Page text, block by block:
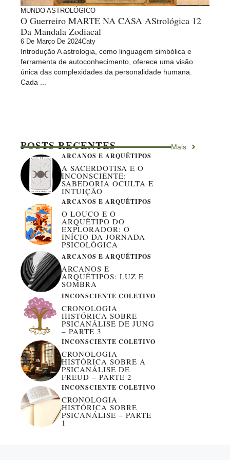
MUNDO ASTROLÓGICO
O Guerreiro MARTE NA CASA AStrológica 12
Da Mandala Zodiacal
6 De Março De 2024Caty
Introdução A astrologia, como linguagem simbólica e
ferramenta de autoconhecimento, oferece uma visão
única das complexidades da personalidade humana.
Cada ...
POSTS RECENTES Mais
ARCANOS E ARQUÉTIPOS
A SACERDOTISA E O
INCONSCIENTE:
SABEDORIA OCULTA E
INTUIÇÃO
ARCANOS E ARQUÉTIPOS
O LOUCO E O
ARQUÉTIPO DO
EXPLORADOR: O
INÍCIO DA JORNADA
PSICOLÓGICA
ARCANOS E ARQUÉTIPOS
ARCANOS E
ARQUÉTIPOS: LUZ E
SOMBRA
INCONSCIENTE COLETIVO
CRONOLOGIA
HISTÓRICA SOBRE
PSICANÁLISE DE JUNG
– PARTE 3
INCONSCIENTE COLETIVO
CRONOLOGIA
HISTÓRICA SOBRE A
PSICANÁLISE DE
FREUD – PARTE 2
INCONSCIENTE COLETIVO
CRONOLOGIA
HISTÓRICA SOBRE
PSICANÁLISE – PARTE
1